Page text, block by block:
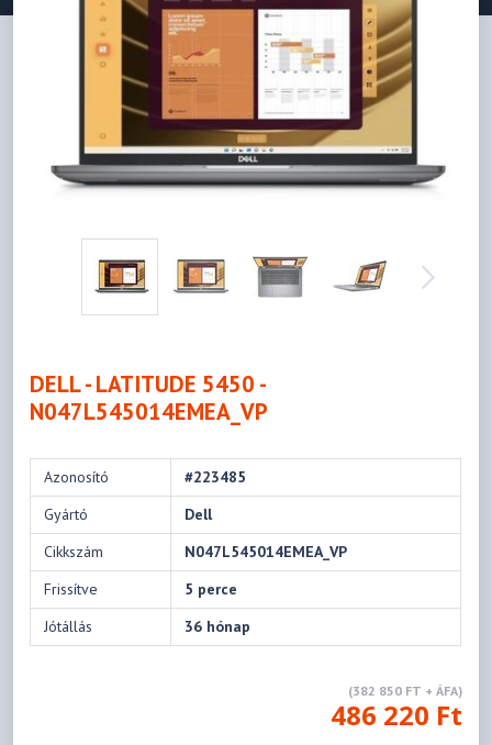
DELL - LATITUDE 5450 -
N047L545014EMEA_VP
Azonosító
#223485
Gyártó
Dell
Cikkszám
N047L545014EMEA_VP
Frissítve
5 perce
Jótállás
36 hónap
(382 850 FT + ÁFA)
486 220 Ft